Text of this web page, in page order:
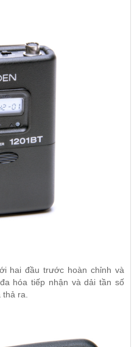
hai đầu trước hoàn chỉnh và
hóa tiếp nhận và dải tần số
ra.